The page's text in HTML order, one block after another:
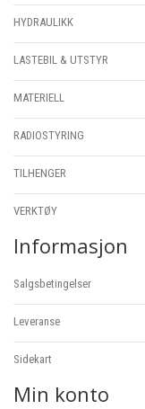
HYDRAULIKK
LASTEBIL & UTSTYR
MATERIELL
RADIOSTYRING
TILHENGER
VERKTØY
Informasjon
Salgsbetingelser
Leveranse
Sidekart
Min konto